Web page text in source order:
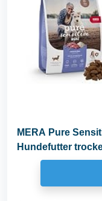
MERA Pure
Hundefutter
Hunde...